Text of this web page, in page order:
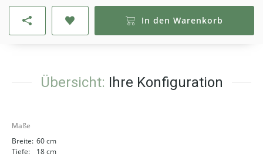
In den Warenkorb
Übersicht: Ihre Konfiguration
Maße
Breite: 60 cm
Tiefe:
18 cm